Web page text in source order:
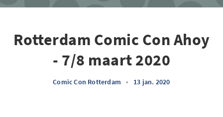
Rotterdam Comic Con Ahoy
- 7/8 maart 2020
Comic Con Rotterdam • 13 jan. 2020